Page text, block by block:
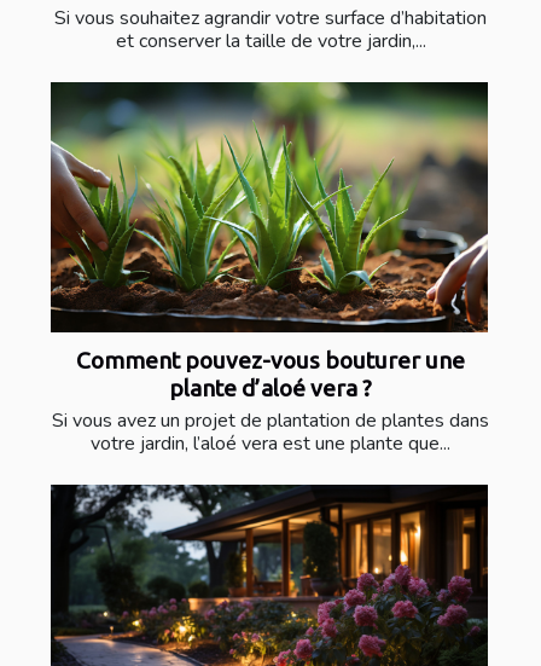
Si vous souhaitez agrandir votre surface d’habitation
et conserver la taille de votre jardin,...
Comment pouvez-vous bouturer une
plante d’aloé vera ?
Si vous avez un projet de plantation de plantes dans
votre jardin, l’aloé vera est une plante que...